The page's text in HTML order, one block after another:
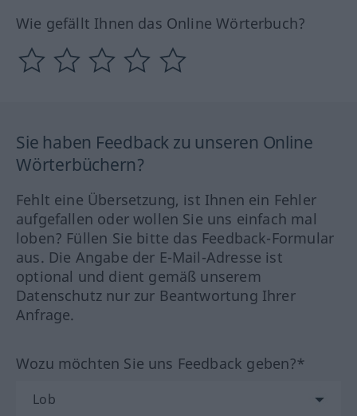
Wie gefällt Ihnen das Online Wörterbuch?
Sie haben Feedback zu unseren Online
Wörterbüchern?
Fehlt eine Übersetzung, ist Ihnen ein Fehler
aufgefallen oder wollen Sie uns einfach mal
loben? Füllen Sie bitte das Feedback-Formular
aus. Die Angabe der E-Mail-Adresse ist
optional und dient gemäß unserem
Datenschutz nur zur Beantwortung Ihrer
Anfrage.
Wozu möchten Sie uns Feedback geben?*